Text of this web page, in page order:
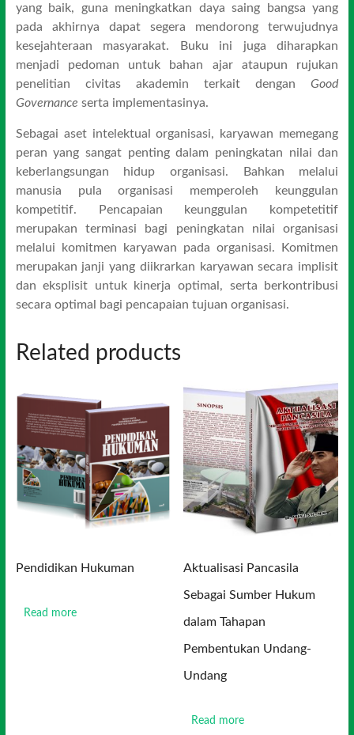
yang baik, guna meningkatkan daya saing bangsa yang
pada akhirnya dapat segera mendorong terwujudnya
kesejahteraan masyarakat. Buku ini juga diharapkan
menjadi pedoman untuk bahan ajar ataupun rujukan
penelitian civitas akademin terkait denganGood
Governance serta implementasinya.
Sebagai aset intelektual organisasi, karyawan memegang
peran yang sangat penting dalam peningkatan nilai dan
keberlangsungan hidup organisasi. Bahkan melalui
manusia pula organisasi memperoleh keunggulan
kompetitif. Pencapaian keunggulan kompetetitif
merupakan terminasi bagi peningkatan nilai organisasi
melalui komitmen karyawan pada organisasi. Komitmen
merupakan janji yang diikrarkan karyawan secara implisit
dan eksplisit untuk kinerja optimal, serta berkontribusi
secara optimal bagi pencapaian tujuan organisasi.
Related products
Pendidikan Hukuman
Read more
Aktualisasi Pancasila
Sebagai Sumber Hukum
dalam Tahapan
Pembentukan Undang-
Undang
Read more